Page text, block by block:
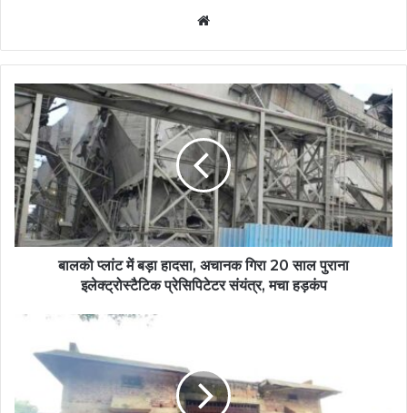
बालको प्लांट में बड़ा हादसा, अचानक गिरा 20 साल पुराना
इलेक्ट्रोस्टैटिक प्रेसिपिटेटर संयंत्र, मचा हड़कंप